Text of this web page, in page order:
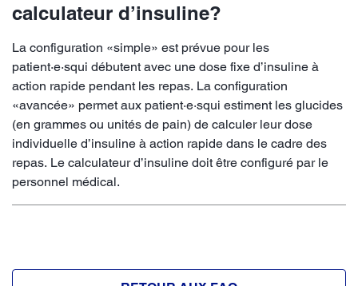
calculateur d’insuline?
La configuration «simple» est prévue pour les
patient·e·squi débutent avec une dose fixe d’insuline à
action rapide pendant les repas. La configuration
«avancée» permet aux patient·e·squi estiment les glucides
(en grammes ou unités de pain) de calculer leur dose
individuelle d’insuline à action rapide dans le cadre des
repas. Le calculateur d’insuline doit être configuré par le
personnel médical.